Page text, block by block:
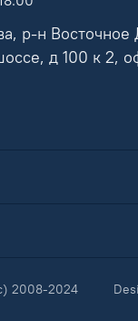
р-н Восточное
д 100 к 2,
2008-2024